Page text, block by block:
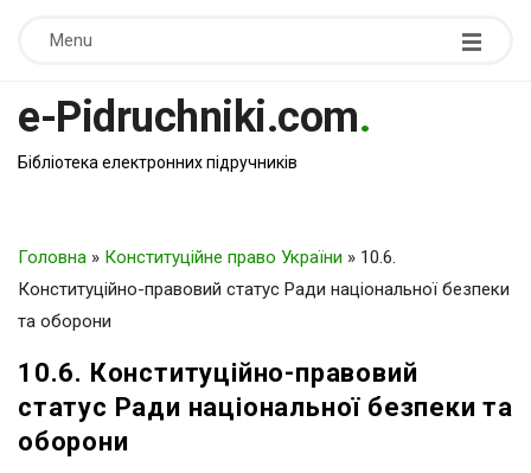
Menu
e-Pidruchniki.com.
Бібліотека електронних підручників
Головна » Конституційне право України » 10.6.
Конституційно-правовий статус Ради національної безпеки
та оборони
10.6. Конституційно-правовий
статус Ради національної безпеки та
оборони